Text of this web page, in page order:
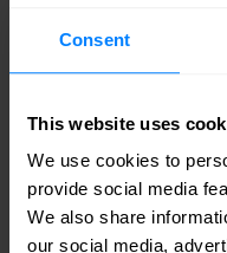
Consent
This website uses
We use cookies to
provide social media
We also share
our social media,
wymierny wpływ na
żeby skutki tej